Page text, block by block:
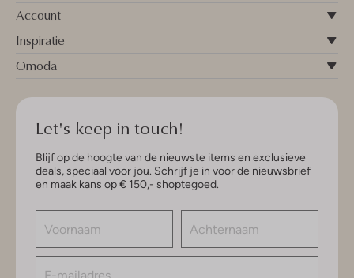
Account
Inspiratie
Omoda
Let's keep in touch!
Blijf op de hoogte van de nieuwste items en exclusieve
deals, speciaal voor jou. Schrijf je in voor de nieuwsbrief
en maak kans op € 150,- shoptegoed.